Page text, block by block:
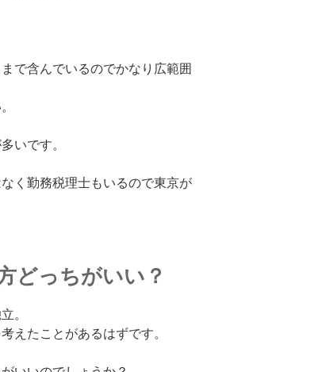
で含んでいるのでかなり広範囲
いです。
く勤務税理士もいるので東京が
どっちがいい？
。
えたことがあるはずです。